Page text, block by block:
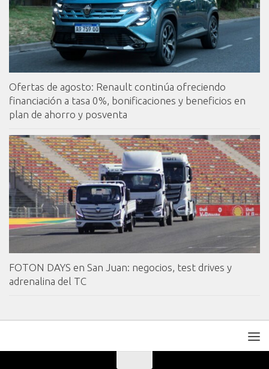
Ofertas de agosto: Renault continúa ofreciendo
financiación a tasa 0%, bonificaciones y beneficios en
plan de ahorro y posventa
FOTON DAYS en San Juan: negocios, test drives y
adrenalina del TC